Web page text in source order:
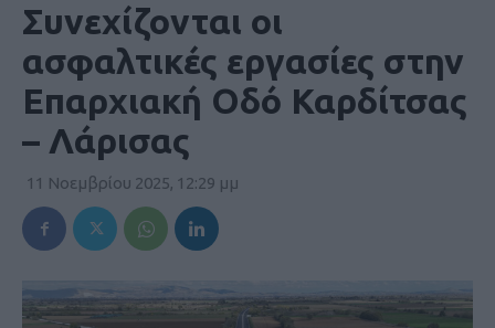
Συνεχίζονται οι
ασφαλτικές εργασίες στην
Επαρχιακή Οδό Καρδίτσας
– Λάρισας
11 Νοεμβρίου 2025, 12:29 μμ